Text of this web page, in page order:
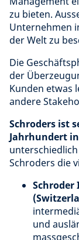
zu bieten.
Unternehmen
der Welt zu
Die
der
Kunden etwas
andere
Schroders ist
Jahrhundert
Schroders die
und